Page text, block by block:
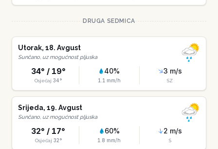
DRUGA SEDMICA
Utorak, 18. Avgust
Sunčano, uz mogućnost pljuska
34° / 19°
Osjećaj 34°
40%
1.1 mm/h
3 m/s
SZ
Srijeda, 19. Avgust
Sunčano, uz mogućnost pljuska
32° / 17°
Osjećaj 32°
60%
1.8 mm/h
2 m/s
S